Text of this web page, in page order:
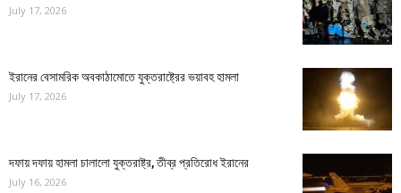
July 17, 2026
ইরানের বেসামরিক অবকাঠামোতে যুক্তরাষ্ট্রের ভয়াবহ হামলা
July 17, 2026
দফায় দফায় হামলা চালালো যুক্তরাষ্ট্র, তীব্র প্রতিরোধ ইরানের
July 16, 2026